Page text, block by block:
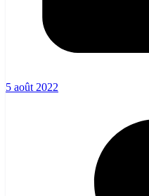
5 août 2022